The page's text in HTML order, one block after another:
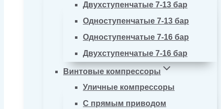
Двухступенчатые 7-13 бар
Одноступенчатые 7-13 бар
Одноступенчатые 7-16 бар
Двухступенчатые 7-16 бар
Винтовые компрессоры
Уличные компрессоры
С прямым приводом